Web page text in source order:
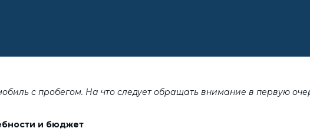
с пробегом. На что следует обращать внимание в первую
и бюджет